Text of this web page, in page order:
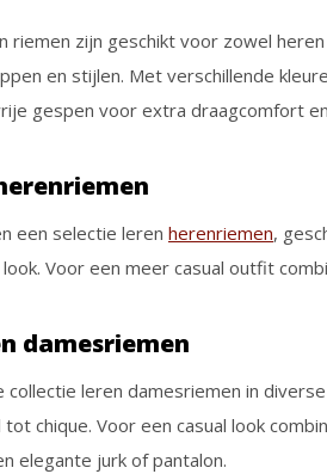
riemen zijn geschikt voor zowel
en stijlen. Met verschillende
gespen voor extra draagcomfort
een selectie leren herenriemen,
Voor een meer casual outfit
damesriemen
collectie leren damesriemen in
tot chique. Voor een casual look
elegante jurk of pantalon.